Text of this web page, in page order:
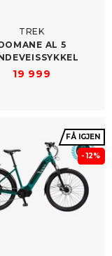
TREK
AL 5
19 999
FÅ IGJEN
- 12%